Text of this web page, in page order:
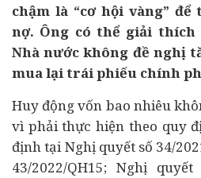
chậm là “cơ hội vàng”
nợ. Ông có thể giải thích
Nhà nước không đề nghị
mua lại trái phiếu chính
Huy động vốn bao nhiêu
vì phải thực hiện theo quy
định tại Nghị quyết số 34/
43/2022/QH15; Nghị